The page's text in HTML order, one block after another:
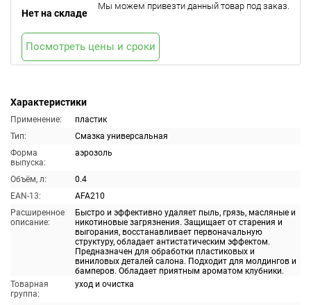
Характеристики
Применение:
пластик
Тип:
Смазка универсальная
Форма
выпуска:
аэрозоль
Объём, л:
0.4
EAN-13:
AFA210
Расширенное
описание:
Быстро и эффективно удаляет пыль, грязь, масляные и
никотиновые загрязнения. Защищает от старения и
выгорания, восстанавливает первоначальную
структуру, обладает антистатическим эффектом.
Предназначен для обработки пластиковых и
виниловых деталей салона. Подходит для молдингов и
бамперов. Обладает приятным ароматом клубники.
Товарная
группа:
уход и очистка
Нет на складе
Мы можем привезти данный товар под заказ.
Посмотреть цены и сроки